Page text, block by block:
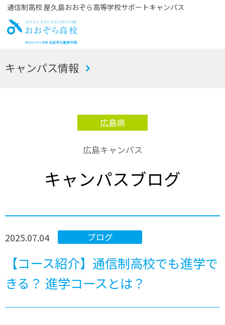
通信制高校 屋久島おおぞら高等学校サポートキャンパス
お
キャンパス情報
広島県
広島キャンパス
キャンパスブログ
ブログ
2025.07.04
【コース紹介】通信制高校でも進学で
きる？ 進学コースとは？